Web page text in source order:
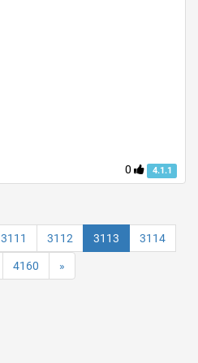
0 4.1.1
3111 3112 3113 3114
4160 »